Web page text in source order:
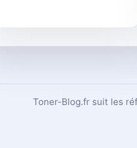
Toner-Blog.fr suit les